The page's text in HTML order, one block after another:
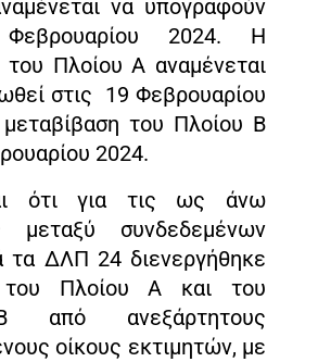
να υπογραφούν
2024. Η
του Πλοίου Α αναμένεται
στις 19 Φεβρουαρίου
του Πλοίου Β
2024.
ότι για τις ως άνω
μεταξύ συνδεδεμένων
τα ΔΛΠ 24 διενεργήθηκε
του Πλοίου Α και του
από ανεξάρτητους
οίκους εκτιμητών, με